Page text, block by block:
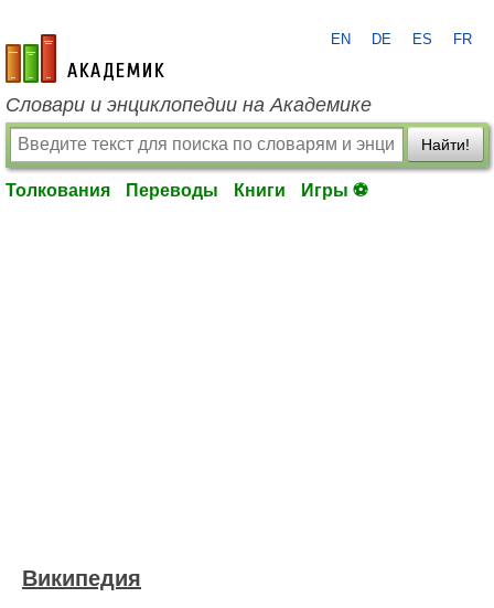
academic.ru
EN DE ES FR
Словари и энциклопедии на Академике
Найти!
Толкования Переводы Книги Игры ⚽
Википедия